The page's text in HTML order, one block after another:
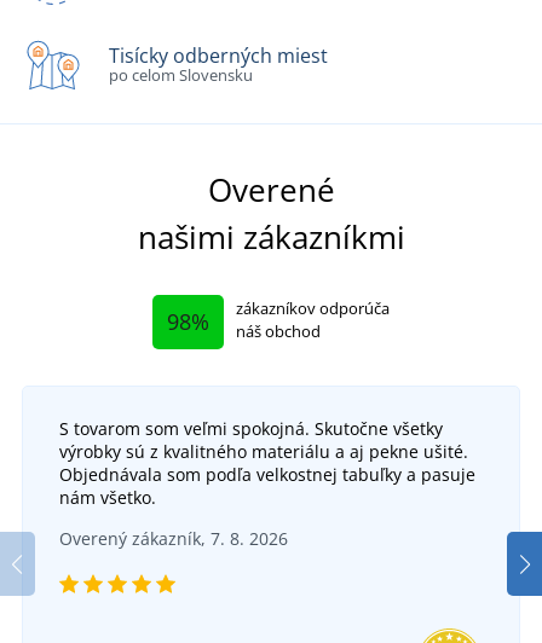
Tisícky odberných miest
po celom Slovensku
Overené
našimi zákazníkmi
98%
zákazníkov odporúča
náš obchod
S tovarom som veľmi spokojná. Skutočne všetky
výrobky sú z kvalitného materiálu a aj pekne ušité.
Objednávala som podľa velkostnej tabuľky a pasuje
nám všetko.
Overený zákazník, 7. 8. 2026